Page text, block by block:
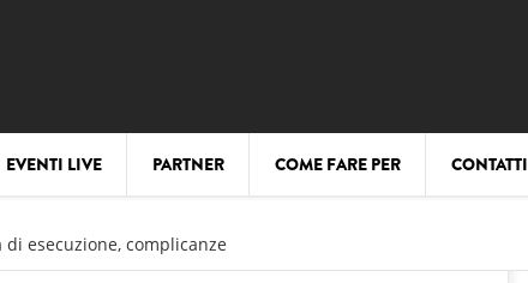
EVENTI LIVE PARTNER COME FARE PER CONTATTI
esecuzione, complicanze